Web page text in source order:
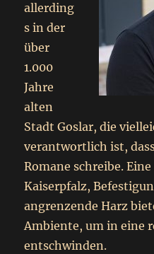
allerding
s in der
über
1.000
Jahre
alten
Stadt Goslar, die
verantwortlich ist,
Romane schreibe.
Kaiserpfalz,
angrenzende Harz
Ambiente, um in eine
entschwinden.